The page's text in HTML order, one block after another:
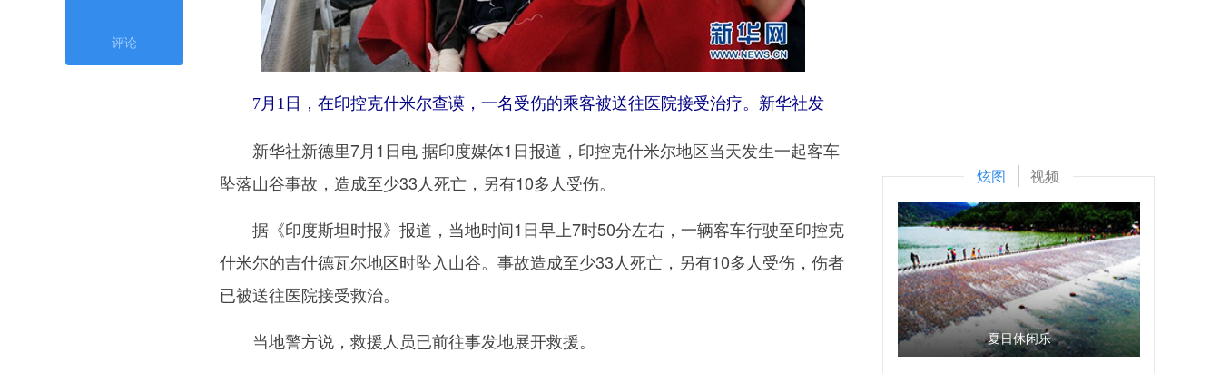
评论
7月1日，在印控克什米尔查谟，一名受伤的乘客被送往医院接受治疗。新华社发
新华社新德里7月1日电 据印度媒体1日报道，印控克什米尔地区当天发生一起客车
坠落山谷事故，造成至少33人死亡，另有10多人受伤。
据《印度斯坦时报》报道，当地时间1日早上7时50分左右，一辆客车行驶至印控克
什米尔的吉什德瓦尔地区时坠入山谷。事故造成至少33人死亡，另有10多人受伤，伤者
已被送往医院接受救治。
当地警方说，救援人员已前往事发地展开救援。
炫图 视频
夏日休闲乐